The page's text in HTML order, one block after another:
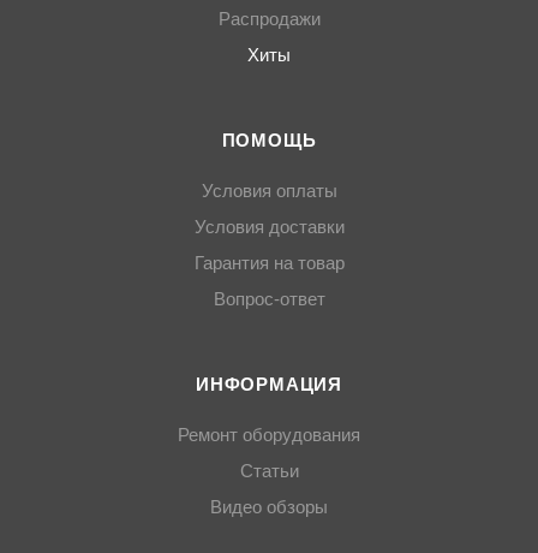
Распродажи
Хиты
ПОМОЩЬ
Условия оплаты
Условия доставки
Гарантия на товар
Вопрос-ответ
ИНФОРМАЦИЯ
Ремонт оборудования
Статьи
Видео обзоры